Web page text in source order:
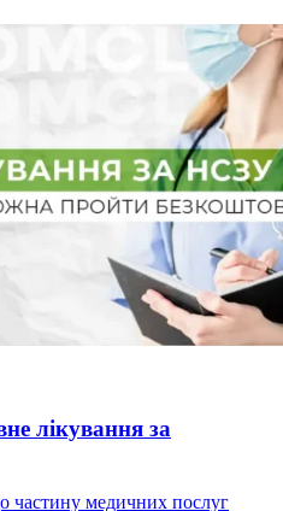
лікування за
частину медичних послуг